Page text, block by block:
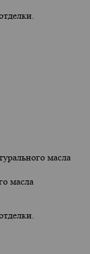
масла
масла